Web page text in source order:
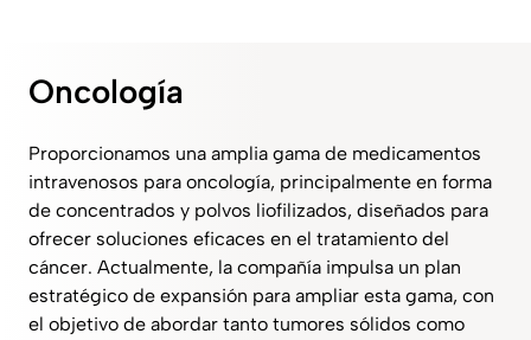
Oncología
Proporcionamos una amplia gama de medicamentos
intravenosos para oncología, principalmente en forma
de concentrados y polvos liofilizados, diseñados para
ofrecer soluciones eficaces en el tratamiento del
cáncer. Actualmente, la compañía impulsa un plan
estratégico de expansión para ampliar esta gama, con
el objetivo de abordar tanto tumores sólidos como